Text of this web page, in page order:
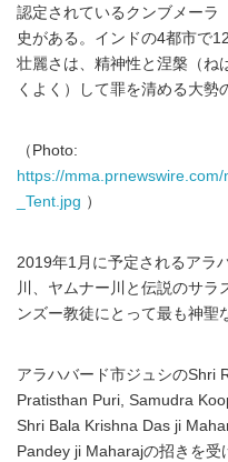
認定されているクンブメーラ
史がある。インドの4都市で
壮麗さは、精神性と涅槃（ね
くよく）して罪を清める大勢
（Photo:
https://
_Tent.jpg ）
2019年1月に予定されるアラ
川、ヤムナー川と伝説のサラ
ンズー教徒にとって最も神聖
アラハバード市ジュシのShri
Pratisthan Puri, Samudra
Shri Bala Krishna Das ji
Pandey ji Maharajの招きを